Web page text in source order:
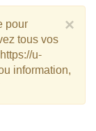
×
pour
tous vos
u-
information,